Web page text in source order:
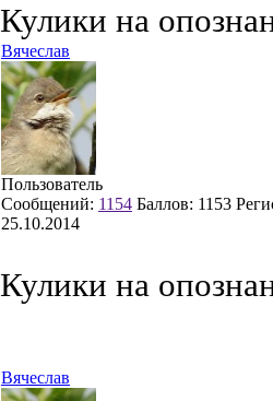
Кулики на
Вячеслав
Пользователь
Сообщений: 1154 Баллов: 1153
25.10.2014
Кулики на
Вячеслав